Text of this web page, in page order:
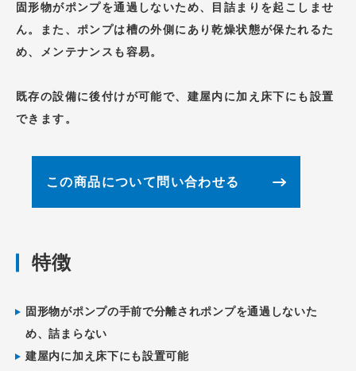
固形物がポンプを通過しないため、目詰まりを起こしませ
ん。また、ポンプは槽の外側にあり乾燥状態が保たれるた
め、メンテナンスも容易。
既存の設備に後付けが可能で、建屋内に加え床下にも設置
できます。
この商品について問い合わせる
特徴
固形物がポンプの手前で分離されポンプを通過しないた
め、詰まらない
建屋内に加え床下にも設置可能